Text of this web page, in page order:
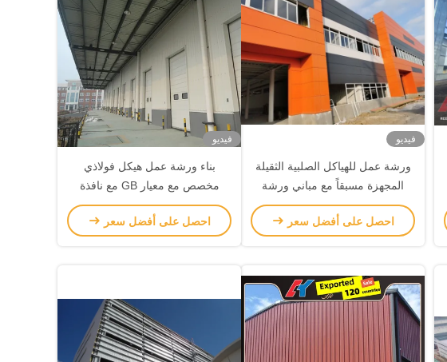
فيديو
ورشة عمل للهياكل الصلبية الثقيلة
المجهزة مسبقاً مع مباني ورشة
العمل المعدنية ذات التصميم المرن
احصل على أفضل سعر
فيديو
بناء ورشة عمل هيكل فولاذي
مخصص مع معيار GB مع نافذة
مختلفة
احصل على أفضل سعر